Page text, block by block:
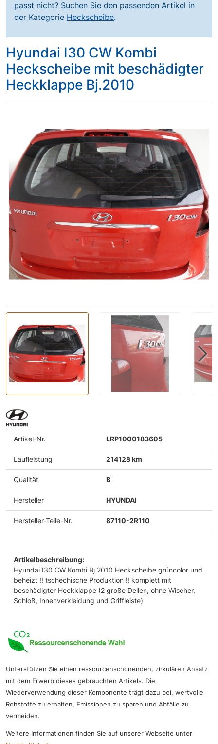
passt nicht? Suchen Sie den passenden Artikel in
der Kategorie Heckscheibe.
Hyundai I30 CW Kombi
Heckscheibe mit beschädigter
Heckklappe Bj.2010
Artikel-Nr. LRP1000183605
Laufleistung 214128 km
Qualität B
Hersteller HYUNDAI
Hersteller-Teile-Nr. 87110-2R110
Artikelbeschreibung:
Hyundai I30 CW Kombi Bj.2010 Heckscheibe grüncolor und
beheizt !! tschechische Produktion !! komplett mit
beschädigter Heckklappe (2 große Dellen, ohne Wischer,
Schloß, Innenverkleidung und Griffleiste)
Unterstützen Sie einen ressourcenschonenden, zirkulären Ansatz
mit dem Erwerb dieses gebrauchten Artikels. Die
Wiederverwendung dieser Komponente trägt dazu bei, wertvolle
Rohstoffe zu erhalten, Emissionen zu sparen und Abfälle zu
vermeiden.
Weitere Informationen finden Sie auf unserer Webseite unter